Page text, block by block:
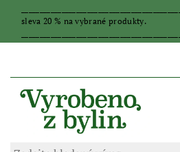
sleva 20 % na vybrané produkty.